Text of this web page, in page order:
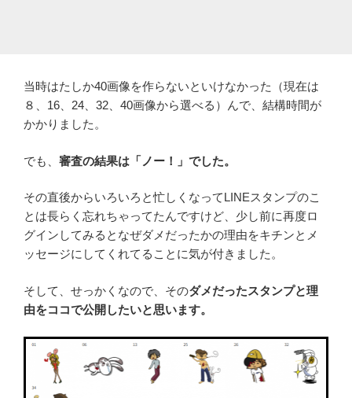
当時はたしか40画像を作らないといけなかった（現在は
８、16、24、32、40画像から選べる）んで、結構時間が
かかりました。
でも、 審査の結果は「ノー！」でした。
その直後からいろいろと忙しくなってLINEスタンプのこ
とは長らく忘れちゃってたんですけど、少し前に再度ロ
グインしてみるとなぜダメだったかの理由をキチンとメ
ッセージにしてくれてることに気が付きました。
そして、せっかくなので、そのダメだったスタンプと理
由をココで公開したいと思います。